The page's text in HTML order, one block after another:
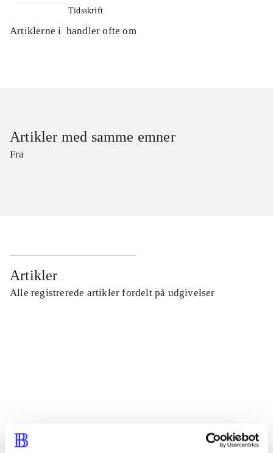
Tidsskrift
Artiklerne i handler ofte om
Artikler med samme emner
Fra
Artikler
Alle registrerede artikler fordelt på udgivelser
...